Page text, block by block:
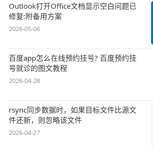
Outlook打开Office文档显示空白问题已
修复:附备用方案
2026-05-06
百度app怎么在线预约挂号? 百度预约挂
号就诊的图文教程
2026-04-28
rsync同步数据时，如果目标文件比源文
件还新，则忽略该文件
2026-04-27